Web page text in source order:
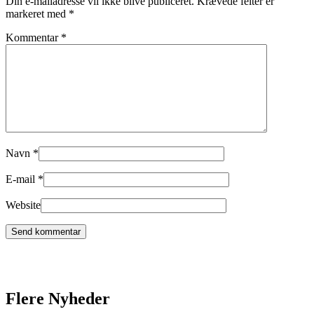
markeret med *
Kommentar *
Navn *
E-mail *
Website
Flere Nyheder